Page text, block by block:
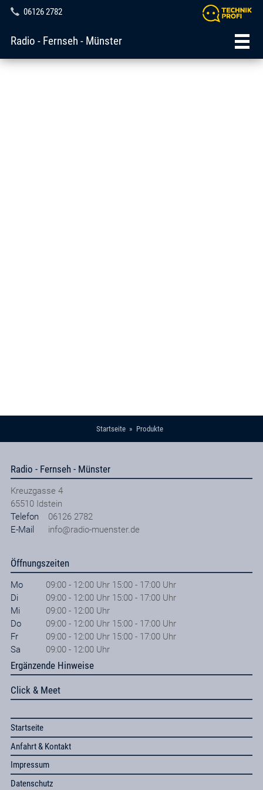
06126 2782
Radio - Fernseh - Münster
Startseite Produkte
Radio - Fernseh - Münster
Kreuzgasse 4
65510 Idstein
Telefon
06126 2782
E-Mail
info@radio-muenster.de
Öffnungszeiten
Mo
09:00 - 12:00 Uhr 15:00 - 17:00 Uhr
Di
09:00 - 12:00 Uhr 15:00 - 17:00 Uhr
Mi
09:00 - 12:00 Uhr
Do
09:00 - 12:00 Uhr 15:00 - 17:00 Uhr
Fr
09:00 - 12:00 Uhr 15:00 - 17:00 Uhr
Sa
09:00 - 12:00 Uhr
Ergänzende Hinweise
Click & Meet
Startseite
Anfahrt & Kontakt
Impressum
Datenschutz